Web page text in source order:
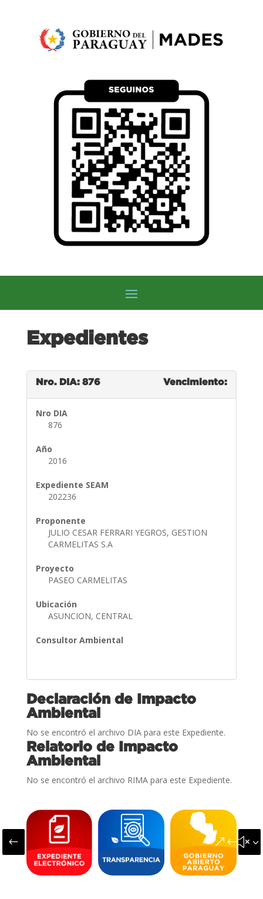
Expedientes
Nro. DIA: 876 Vencimiento:
Nro DIA
876
Año
2016
Expediente SEAM
202236
Proponente
JULIO CESAR FERRARI YEGROS, GESTION
CARMELITAS S.A
Proyecto
PASEO CARMELITAS
Ubicación
ASUNCION, CENTRAL
Consultor Ambiental
Declaración de Impacto
Ambiental
No se encontró el archivo DIA para este Expediente.
Relatorio de Impacto
Ambiental
No se encontró el archivo RIMA para este Expediente.
#